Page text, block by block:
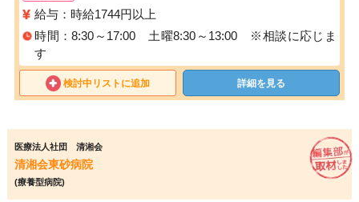
給与：時給1744円以上
時間：8:30～17:00 土曜8:30～13:00 ※相談に応じま
す
検討中リストに追加 詳細を見る
医療法人社団 清湘会
清湘会東砂病院
(療養型病院)